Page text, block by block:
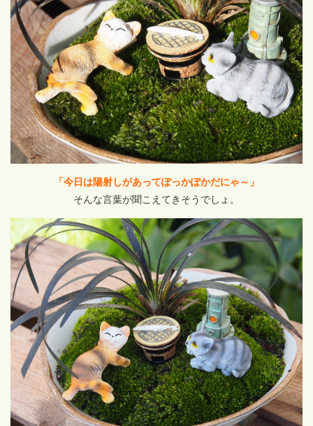
「今日は陽射しがあってぽっかぽかだにゃ～」
そんな言葉が聞こえてきそうでしょ。